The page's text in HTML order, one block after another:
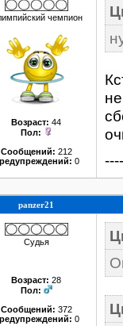
чемпион
Возраст: 44
Пол:
Сообщений: 212
0
panzer21
Судья
Возраст: 28
Пол:
Сообщений: 372
0